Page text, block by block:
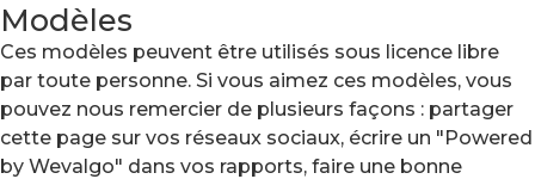
Modèles
Ces modèles peuvent être utilisés sous licence libre
par toute personne. Si vous aimez ces modèles, vous
pouvez nous remercier de plusieurs façons : partager
cette page sur vos réseaux sociaux, écrire un "Powered
by Wevalgo" dans vos rapports, faire une bonne